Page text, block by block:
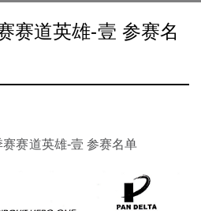
赛道英雄-壹 参赛名
赛道英雄-壹 参赛名单